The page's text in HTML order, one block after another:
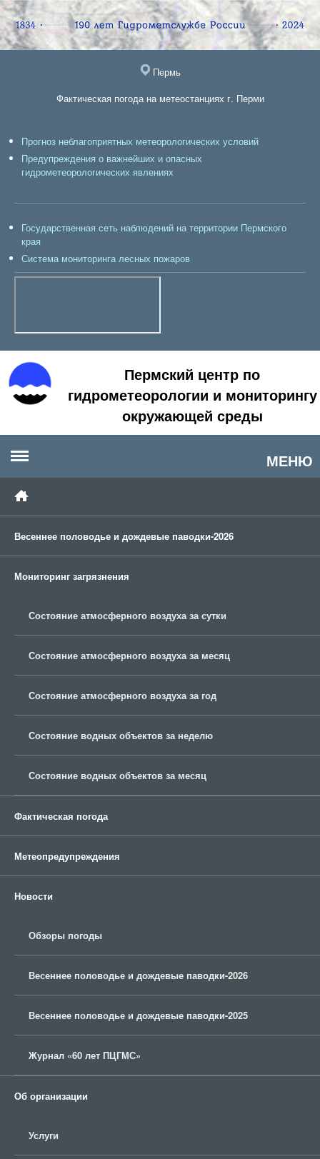
Пермь
Фактическая погода на метеостанциях г. Перми
Прогноз неблагоприятных метеорологических условий
Предупреждения о важнейших и опасных
гидрометеорологических явлениях
Государственная сеть наблюдений на территории Пермского
края
Система мониторинга лесных пожаров
Пермский центр по
гидрометеорологии и мониторингу
окружающей среды
МЕНЮ
Весеннее половодье и дождевые паводки-2026
Мониторинг загрязнения
Состояние атмосферного воздуха за сутки
Состояние атмосферного воздуха за месяц
Состояние атмосферного воздуха за год
Состояние водных объектов за неделю
Состояние водных объектов за месяц
Фактическая погода
Метеопредупреждения
Новости
Обзоры погоды
Весеннее половодье и дождевые паводки-2026
Весеннее половодье и дождевые паводки-2025
Журнал «60 лет ПЦГМС»
Об организации
Услуги